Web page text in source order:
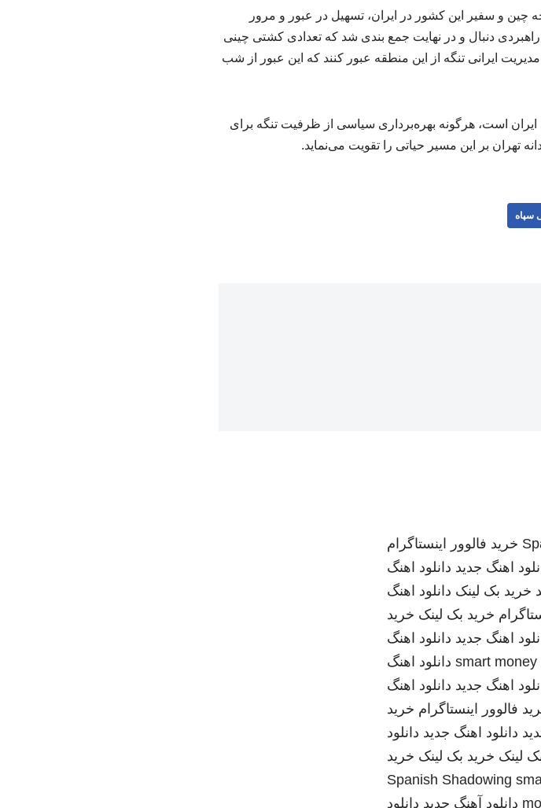
چین و سفیر این کشور در ایران، تسهیل در عبور و مرور
دنبال و در نهایت جمع بندی شد که تعدادی کشتی چینی
ایرانی تنگه از این منطقه عبور کنند که این عبور از شب
ایران است، هرگونه بهره‌برداری سیاسی از ظرفیت تنگه برای
تهران بر این مسیر حیاتی را تقویت می‌نماید.
سپاه
خرید فالوور اینستاگرام
اهنگ جدید دانلود اهنگ
خرید بک لینک دانلود اهنگ
خرید بک لینک خرید
اهنگ جدید دانلود اهنگ
smart money دانلود اهنگ
اهنگ جدید دانلود اهنگ
فالوور اینستاگرام خرید
دانلود اهنگ جدید دانلود
لینک خرید بک لینک خرید
Spanish Shadowing
دانلود آهنگ جدید دانلود